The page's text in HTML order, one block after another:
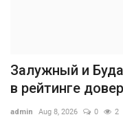
Залужный и
в рейтинге
admin Aug 8, 2026 0 2